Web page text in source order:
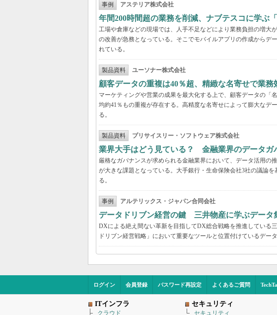
事例 アステリア株式会社
年間200時間超の業務を削減、ナブテスコに学ぶ
工場や倉庫などの現場では、人手不足などにより業務負担の増大
の改善が急務となっている。そこでモバイルアプリの作成からデ
れている。
製品資料 ユーソナー株式会社
顧客データの重複は40％超、精緻な名寄せで業
マーケティングや営業の成果を最大化する上で、顧客データの「
均約41％もの重複が存在する。高精度な名寄せによって膨大なデ
る。
製品資料 プリサイスリー・ソフトウェア株式会社
業界大手はどう見ている？ 金融業界のデータガ
厳格なガバナンスが求められる金融業界において、データ活用の
が大きな課題となっている。大手銀行・生命保険会社3社の議論
る。
事例 アルテリックス・ジャパン合同会社
データドリブン経営の鍵 三井物産に学ぶデータ
DXによる絶え間ない革新を目指してDX総合戦略を推進している
ドリブン経営戦略」において重要なツールと位置付けているデー
ログイン 会員登録 パスワード再設定 よくあるご質問
ITインフラ
クラウド
セキュリティ
セキュリティ